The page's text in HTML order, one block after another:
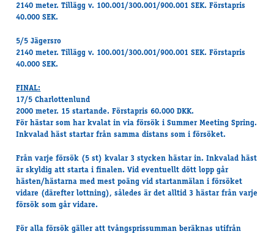
2140 meter. Tillägg v. 100.001/300.001/900.001 SEK. Förstapris
40.000 SEK.
5/5 Jägersro
2140 meter. Tillägg v. 100.001/300.001/900.001 SEK. Förstapris
40.000 SEK.
FINAL:
17/5 Charlottenlund
2000 meter. 15 startande. Förstapris 60.000 DKK.
För hästar som har kvalat in via försök i Summer Meeting Spring.
Inkvalad häst startar från samma distans som i försöket.
Från varje försök (5 st) kvalar 3 stycken hästar in. Inkvalad häst
är skyldig att starta i finalen. Vid eventuellt dött lopp går
hästen/hästarna med mest poäng vid startanmälan i försöket
vidare (därefter lottning), således är det alltid 3 hästar från varje
försök som går vidare.
För alla försök gäller att tvångsprissumman beräknas utifrån